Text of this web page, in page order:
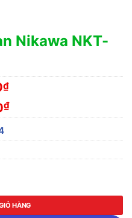
Nikawa NKT-
₫
₫
A14 số lượng
HÀNG